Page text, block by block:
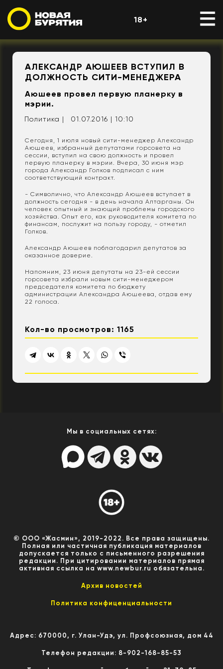
18+
АЛЕКСАНДР АЮШЕЕВ ВСТУПИЛ В
ДОЛЖНОСТЬ СИТИ-МЕНЕДЖЕРА
Аюшеев провел первую планерку в
мэрии.
Политика | 01.07.2016 | 10:10
Сегодня, 1 июля новый сити-менеджер Александр
Аюшеев, избранный депутатами горсовета на
сессии, вступил на свою должность и провел
первую планерку в мэрии. Вчера, 30 июня мэр
города Александр Голков подписал с ним
соответствующий контракт.
- Символично, что Александр Аюшеев вступает в
должность сегодня - в день начала Алтарганы. Он
человек опытный и знающий проблемы городского
хозяйства. Опыт его, как руководителя комитета по
финансам, послужит на пользу городу, - отметил
Голков.
Александр Аюшеев поблагодарил депутатов за
оказанное доверие.
Напомним, 23 июня депутаты на 23-ей сессии
горсовета избрали новым сити-менеджером
председателя комитета по бюджету
администрации Александра Аюшеева, отдав ему
22 голоса.
Кол-во просмотров: 1165
Мы в социальных сетях:
© ООО «Жасмин», 2019-2022. Все права защищены.
Полная или частичная публикация материалов
допускается только с письменного разрешения
редакции. При цитировании материалов прямая
активная ссылка на www.newbur.ru обязательна.
Архив новостей
Политика конфиценциальности
Адрес: 670000, г. Улан-Удэ, ул. Профсоюзная, дом 44
Телефон редакции: 8-902-168-85-53